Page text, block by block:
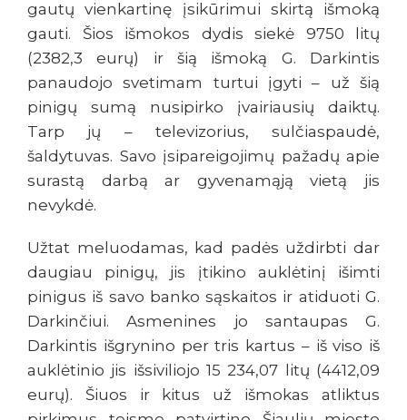
gautų vienkartinę įsikūrimui skirtą išmoką
gauti. Šios išmokos dydis siekė 9750 litų
(2382,3 eurų) ir šią išmoką G. Darkintis
panaudojo svetimam turtui įgyti – už šią
pinigų sumą nusipirko įvairiausių daiktų.
Tarp jų – televizorius, sulčiaspaudė,
šaldytuvas. Savo įsipareigojimų pažadų apie
surastą darbą ar gyvenamąją vietą jis
nevykdė.
Užtat meluodamas, kad padės uždirbti dar
daugiau pinigų, jis įtikino auklėtinį išimti
pinigus iš savo banko sąskaitos ir atiduoti G.
Darkinčiui. Asmenines jo santaupas G.
Darkintis išgrynino per tris kartus – iš viso iš
auklėtinio jis išsiviliojo 15 234,07 litų (4412,09
eurų). Šiuos ir kitus už išmokas atliktus